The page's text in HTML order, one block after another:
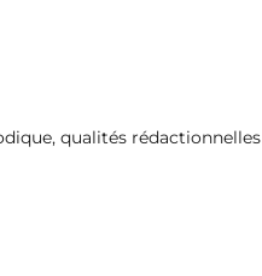
qualités rédactionnelles